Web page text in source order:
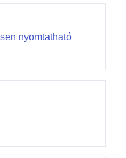
nyomtatható